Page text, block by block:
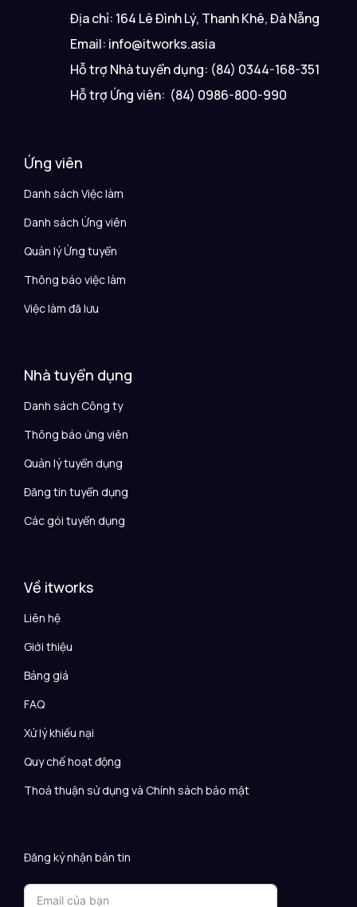
Địa chỉ: 164 Lê Đình Lý, Thanh Khê, Đà Nẵng
Email: info@itworks.asia
Hỗ trợ Nhà tuyển dụng: (84) 0344-168-351
Hỗ trợ Ứng viên: (84) 0986-800-990
Ứng viên
Danh sách Việc làm
Danh sách Ứng viên
Quản lý Ứng tuyển
Thông báo việc làm
Việc làm đã lưu
Nhà tuyển dụng
Danh sách Công ty
Thông báo ứng viên
Quản lý tuyển dụng
Đăng tin tuyển dụng
Các gói tuyển dụng
Về itworks
Liên hệ
Giới thiệu
Bảng giá
FAQ
Xử lý khiếu nại
Quy chế hoạt động
Thoả thuận sử dụng và Chính sách bảo mật
Đăng ký nhận bản tin